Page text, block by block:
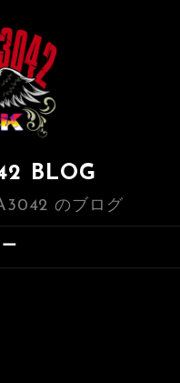
BLOG
のブログ